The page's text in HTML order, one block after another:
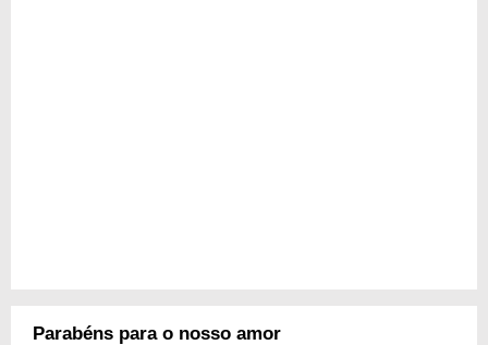
Parabéns para o nosso amor